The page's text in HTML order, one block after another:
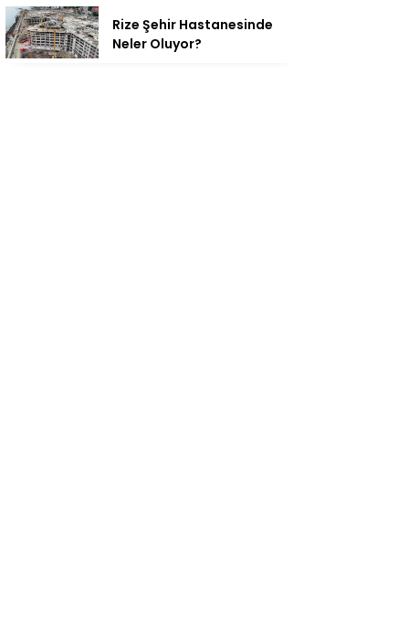
Rize Şehir Hastanesinde
Neler Oluyor?